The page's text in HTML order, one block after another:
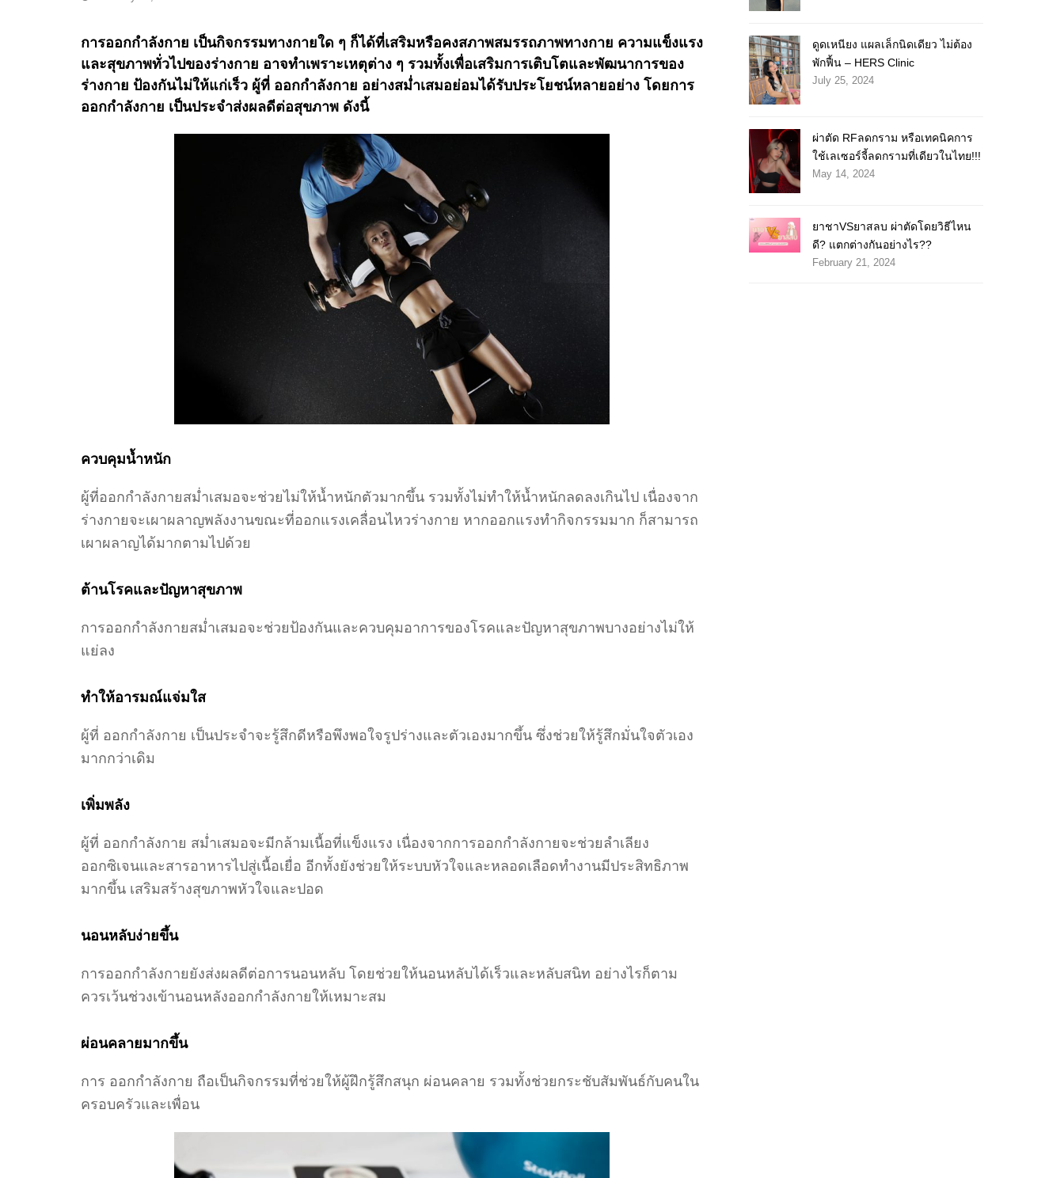
การออกกำลังกาย เป็นกิจกรรมทางกายใด ๆ ก็ได้ที่เสริมหรือคงสภาพสมรรถภาพทางกาย ความแข็งแรง
และสุขภาพทั่วไปของร่างกาย อาจทำเพราะเหตุต่าง ๆ รวมทั้งเพื่อเสริมการเติบโตและพัฒนาการของ
ร่างกาย ป้องกันไม่ให้แก่เร็ว ผู้ที่ ออกกำลังกาย อย่างสม่ำเสมอย่อมได้รับประโยชน์หลายอย่าง โดยการ
ออกกำลังกาย เป็นประจำส่งผลดีต่อสุขภาพ ดังนี้
ควบคุมน้ำหนัก
ผู้ที่ออกกำลังกายสม่ำเสมอจะช่วยไม่ให้น้ำหนักตัวมากขึ้น รวมทั้งไม่ทำให้น้ำหนักลดลงเกินไป เนื่องจาก
ร่างกายจะเผาผลาญพลังงานขณะที่ออกแรงเคลื่อนไหวร่างกาย หากออกแรงทำกิจกรรมมาก ก็สามารถ
เผาผลาญได้มากตามไปด้วย
ต้านโรคและปัญหาสุขภาพ
การออกกำลังกายสม่ำเสมอจะช่วยป้องกันและควบคุมอาการของโรคและปัญหาสุขภาพบางอย่างไม่ให้
แย่ลง
ทำให้อารมณ์แจ่มใส
ผู้ที่ ออกกำลังกาย เป็นประจำจะรู้สึกดีหรือพึงพอใจรูปร่างและตัวเองมากขึ้น ซึ่งช่วยให้รู้สึกมั่นใจตัวเอง
มากกว่าเดิม
เพิ่มพลัง
ผู้ที่ ออกกำลังกาย สม่ำเสมอจะมีกล้ามเนื้อที่แข็งแรง เนื่องจากการออกกำลังกายจะช่วยลำเลียง
ออกซิเจนและสารอาหารไปสู่เนื้อเยื่อ อีกทั้งยังช่วยให้ระบบหัวใจและหลอดเลือดทำงานมีประสิทธิภาพ
มากขึ้น เสริมสร้างสุขภาพหัวใจและปอด
นอนหลับง่ายขึ้น
การออกกำลังกายยังส่งผลดีต่อการนอนหลับ โดยช่วยให้นอนหลับได้เร็วและหลับสนิท อย่างไรก็ตาม
ควรเว้นช่วงเข้านอนหลังออกกำลังกายให้เหมาะสม
ผ่อนคลายมากขึ้น
การ ออกกำลังกาย ถือเป็นกิจกรรมที่ช่วยให้ผู้ฝึกรู้สึกสนุก ผ่อนคลาย รวมทั้งช่วยกระชับสัมพันธ์กับคนใน
ครอบครัวและเพื่อน
ดูดเหนียง แผลเล็กนิดเดียว ไม่ต้อง
พักฟื้น – HERS Clinic
July 25, 2024
ผ่าตัด RFลดกราม หรือเทคนิคการ
ใช้เลเซอร์จี้ลดกรามที่เดียวในไทย!!!
May 14, 2024
ยาชาVSยาสลบ ผ่าตัดโดยวิธีไหน
ดี? แตกต่างกันอย่างไร??
February 21, 2024